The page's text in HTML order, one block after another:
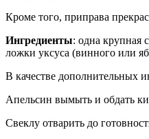
Кроме того, приправа
Ингредиенты: одна крупная
ложки уксуса (винного или
В качестве дополнительных
Апельсин вымыть и обдать
Свеклу отварить до